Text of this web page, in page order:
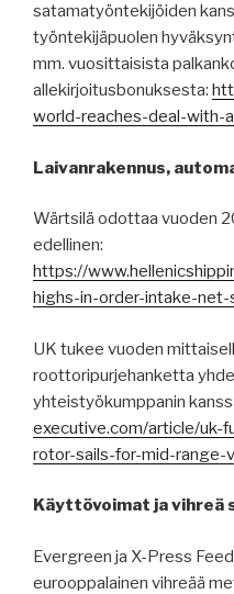
satamatyöntekijöiden
työntekijäpuolen
mm. vuosittaisista
allekirjoitusbonuksesta:
world-reaches-deal-with-
Laivanrakennus,
Wärtsilä odottaa vuoden
edellinen:
https://
highs-in-order-intake-
UK tukee vuoden
roottoripurjehanketta
yhteistyökumppanin
executive.com/article/
rotor-sails-for-mid-range-
Käyttövoimat ja vihreä
Evergreen ja X-Press
eurooppalainen vihreää